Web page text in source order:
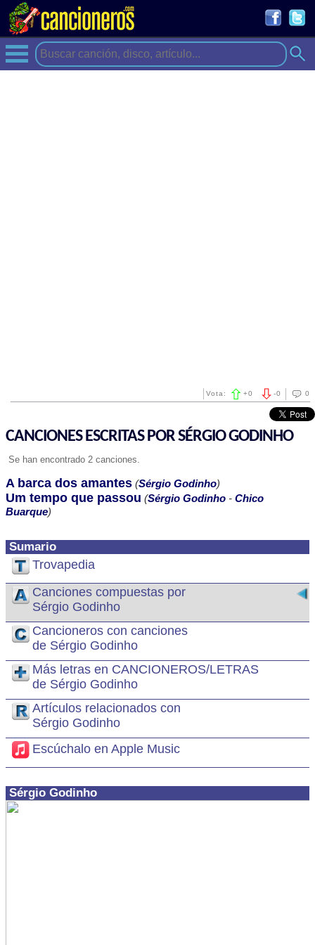
0
-0
Vota: +0
CANCIONES ESCRITAS POR SÉRGIO GODINHO
Se han encontrado 2 canciones.
Sumario
Trovapedia
Canciones compuestas por
Sérgio Godinho
Cancioneros con canciones
de Sérgio Godinho
Más letras en CANCIONEROS/LETRAS
de Sérgio Godinho
Artículos relacionados con
Sérgio Godinho
Escúchalo en Apple Music
Sérgio Godinho
A barca dos amantes (Sérgio Godinho)
Um tempo que passou (Sérgio Godinho - Chico
Buarque)